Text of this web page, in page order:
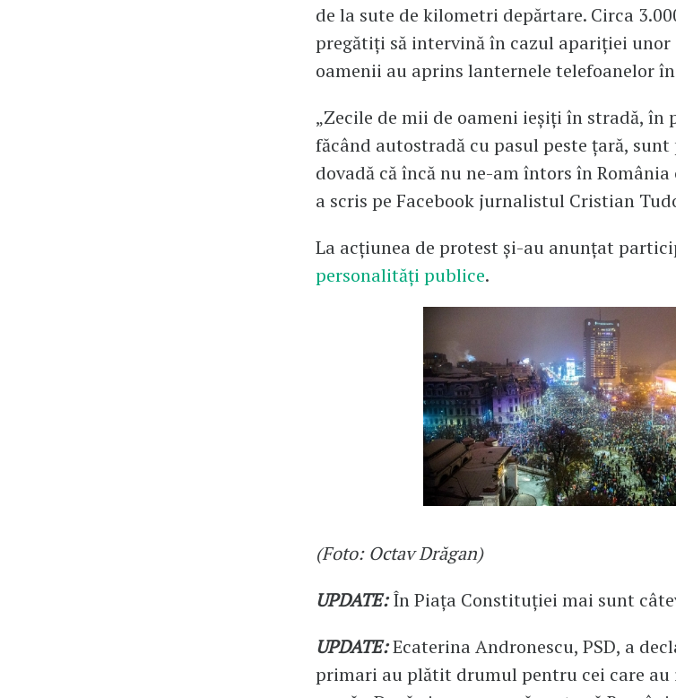
de la sute de kilometri depărtare. Circa
pregătiți să intervină în cazul apariției unor
oamenii au aprins lanternele telefoanelor
„Zecile de mii de oameni ieșiți în stradă, în
făcând autostradă cu pasul peste țară,
dovadă că încă nu ne-am întors în România
a scris pe Facebook jurnalistul Cristian
La acțiunea de protest și-au anunțat
personalități publice.
(Foto: Octav Drăgan)
UPDATE:În Piața Constituției mai sunt
UPDATE:Ecaterina Andronescu, PSD, a
primari au plătit drumul pentru cei care au